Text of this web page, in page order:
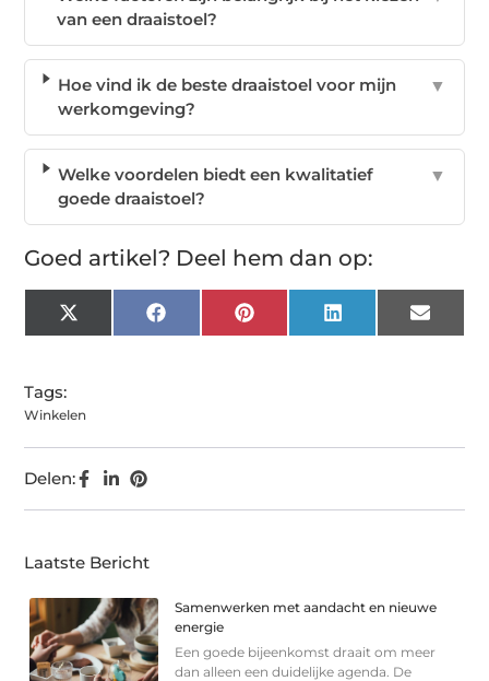
van een draaistoel?
Hoe vind ik de beste draaistoel voor mijn
werkomgeving?
▼
Welke voordelen biedt een kwalitatief
goede draaistoel?
▼
Goed artikel? Deel hem dan op:
X
(Twitter)
FacebookPinterest LinkedIn Email
Tags:
Winkelen
Delen:
Laatste Bericht
Samenwerken met aandacht en nieuwe
energie
Een goede bijeenkomst draait om meer
dan alleen een duidelijke agenda. De